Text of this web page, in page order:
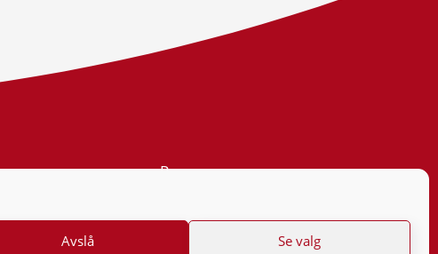
Avslå Se valg
Personvern